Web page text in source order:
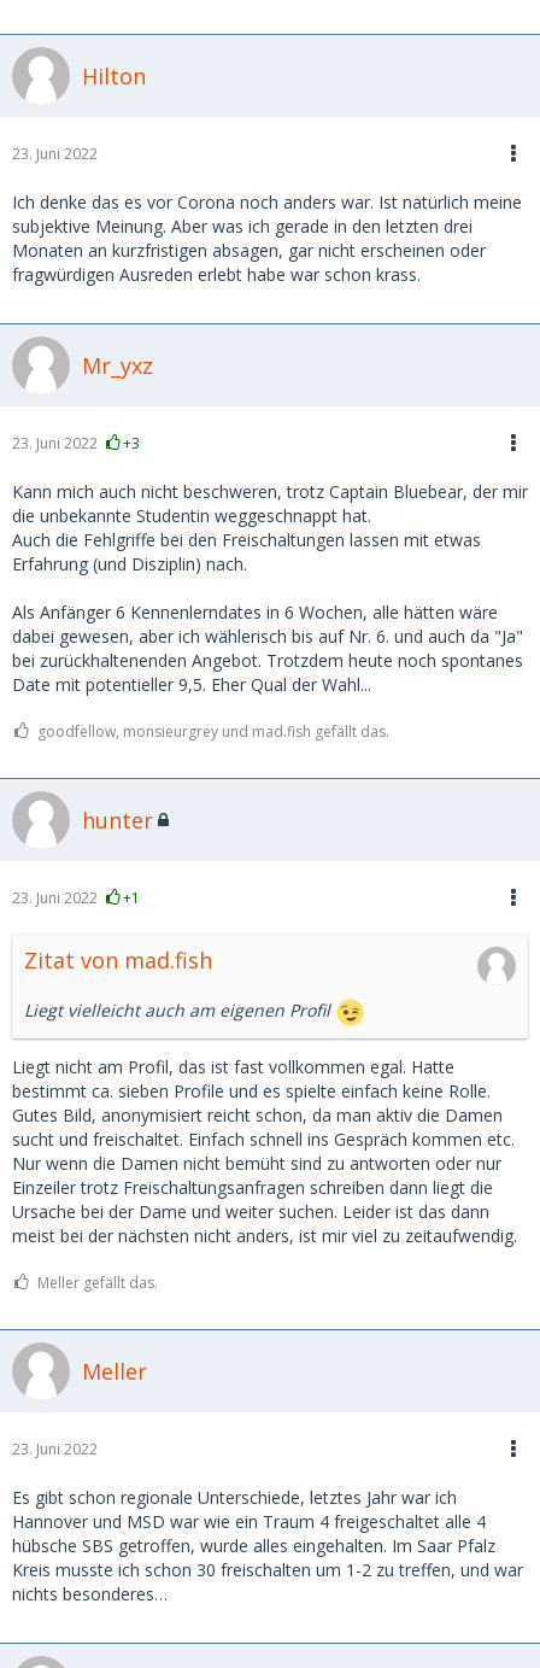
Hilton
23. Juni 2022
Ich denke das es vor Corona noch anders war. Ist natürlich meine
subjektive Meinung. Aber was ich gerade in den letzten drei
Monaten an kurzfristigen absagen, gar nicht erscheinen oder
fragwürdigen Ausreden erlebt habe war schon krass.
Mr_yxz
23. Juni 2022 +3
Kann mich auch nicht beschweren, trotz Captain Bluebear, der mir
die unbekannte Studentin weggeschnappt hat.
Auch die Fehlgriffe bei den Freischaltungen lassen mit etwas
Erfahrung (und Disziplin) nach.
Als Anfänger 6 Kennenlerndates in 6 Wochen, alle hätten wäre
dabei gewesen, aber ich wählerisch bis auf Nr. 6. und auch da "Ja"
bei zurückhaltenenden Angebot. Trotzdem heute noch spontanes
Date mit potentieller 9,5. Eher Qual der Wahl...
goodfellow, monsieurgrey und mad.fish gefällt das.
hunter
23. Juni 2022 +1
Zitat von mad.fish
Liegt vielleicht auch am eigenen Profil
Liegt nicht am Profil, das ist fast vollkommen egal. Hatte
bestimmt ca. sieben Profile und es spielte einfach keine Rolle.
Gutes Bild, anonymisiert reicht schon, da man aktiv die Damen
sucht und freischaltet. Einfach schnell ins Gespräch kommen etc.
Nur wenn die Damen nicht bemüht sind zu antworten oder nur
Einzeiler trotz Freischaltungsanfragen schreiben dann liegt die
Ursache bei der Dame und weiter suchen. Leider ist das dann
meist bei der nächsten nicht anders, ist mir viel zu zeitaufwendig.
Meller gefällt das.
Meller
23. Juni 2022
Es gibt schon regionale Unterschiede, letztes Jahr war ich
Hannover und MSD war wie ein Traum 4 freigeschaltet alle 4
hübsche SBS getroffen, wurde alles eingehalten. Im Saar Pfalz
Kreis musste ich schon 30 freischalten um 1-2 zu treffen, und war
nichts besonderes…